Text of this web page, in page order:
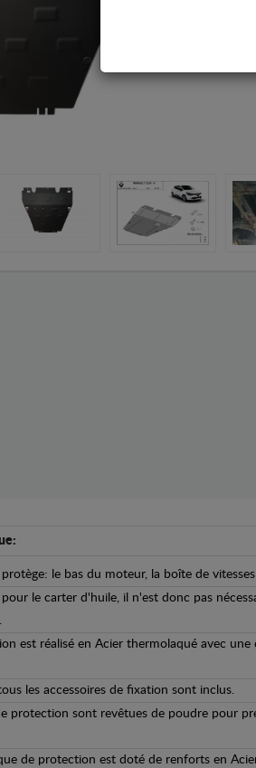
le bas du moteur, la boîte de vitesses
pour le carter d'huile, il n'est donc pas
est réalisé en Acier thermolaqué avec une
les accessoires de fixation sont inclus.
protection sont revêtues de poudre pour
de protection est doté de renforts en